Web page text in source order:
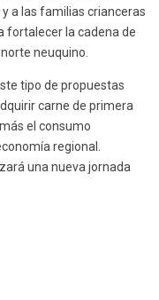
a las familias crianceras
fortalecer la cadena de
neuquino.
tipo de propuestas
carne de primera
el consumo
regional.
una nueva jornada